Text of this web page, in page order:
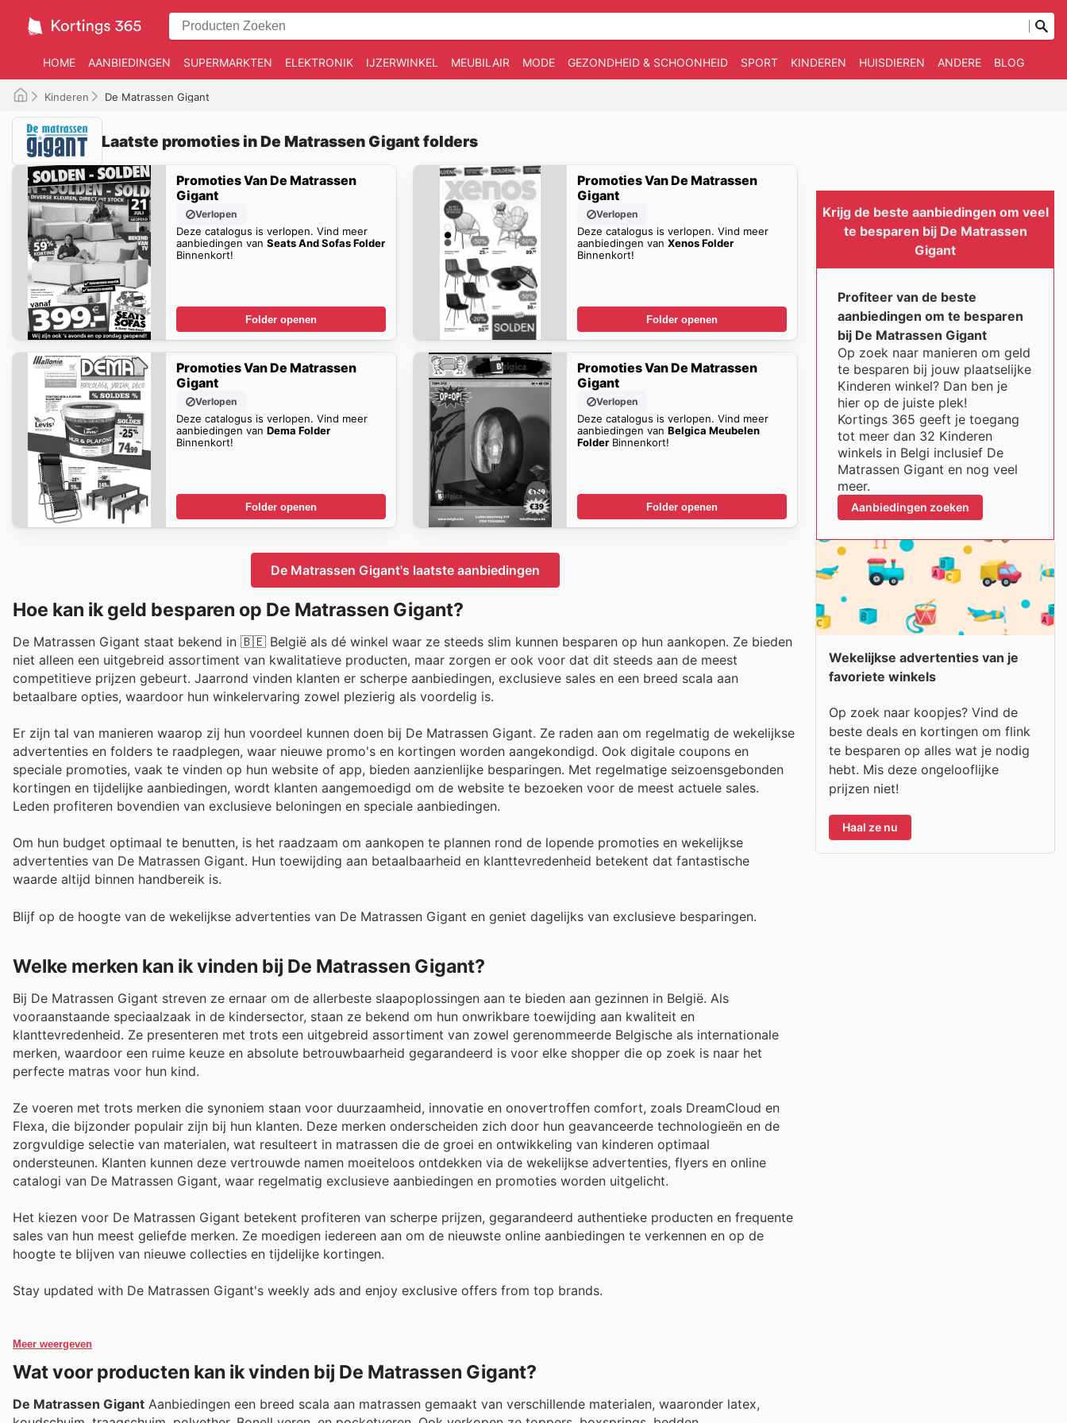
HOME AANBIEDINGEN SUPERMARKTEN ELEKTRONIK IJZERWINKEL MEUBILAIR MODE GEZONDHEID & SCHOONHEID SPORT KINDEREN HUISDIEREN ANDERE BLOG
Kinderen De Matrassen Gigant
Laatste promoties in De Matrassen Gigant folders
Promoties Van De Matrassen
Gigant
Verlopen
Deze catalogus is verlopen. Vind meer
aanbiedingen van Seats And Sofas Folder
Binnenkort!
Folder openen
Promoties Van De Matrassen
Gigant
Verlopen
Deze catalogus is verlopen. Vind meer
aanbiedingen vanXenos Folder
Binnenkort!
Folder openen
Promoties Van De Matrassen
Gigant
Verlopen
Deze catalogus is verlopen. Vind meer
aanbiedingen van Dema Folder
Binnenkort!
Folder openen
Promoties Van De Matrassen
Gigant
Verlopen
Deze catalogus is verlopen. Vind meer
aanbiedingen vanBelgica Meubelen
Folder Binnenkort!
Folder openen
De Matrassen Gigant's laatste aanbiedingen
Hoe kan ik geld besparen op De Matrassen Gigant?
De Matrassen Gigant staat bekend in 🇧🇪 België als dé winkel waar ze steeds slim kunnen besparen op hun aankopen. Ze bieden
niet alleen een uitgebreid assortiment van kwalitatieve producten, maar zorgen er ook voor dat dit steeds aan de meest
competitieve prijzen gebeurt. Jaarrond vinden klanten er scherpe aanbiedingen, exclusieve sales en een breed scala aan
betaalbare opties, waardoor hun winkelervaring zowel plezierig als voordelig is.
Er zijn tal van manieren waarop zij hun voordeel kunnen doen bij De Matrassen Gigant. Ze raden aan om regelmatig de wekelijkse
advertenties en folders te raadplegen, waar nieuwe promo's en kortingen worden aangekondigd. Ook digitale coupons en
speciale promoties, vaak te vinden op hun website of app, bieden aanzienlijke besparingen. Met regelmatige seizoensgebonden
kortingen en tijdelijke aanbiedingen, wordt klanten aangemoedigd om de website te bezoeken voor de meest actuele sales.
Leden profiteren bovendien van exclusieve beloningen en speciale aanbiedingen.
Om hun budget optimaal te benutten, is het raadzaam om aankopen te plannen rond de lopende promoties en wekelijkse
advertenties van De Matrassen Gigant. Hun toewijding aan betaalbaarheid en klanttevredenheid betekent dat fantastische
waarde altijd binnen handbereik is.
Blijf op de hoogte van de wekelijkse advertenties van De Matrassen Gigant en geniet dagelijks van exclusieve besparingen.
Welke merken kan ik vinden bij De Matrassen Gigant?
Bij De Matrassen Gigant streven ze ernaar om de allerbeste slaapoplossingen aan te bieden aan gezinnen in België. Als
vooraanstaande speciaalzaak in de kindersector, staan ze bekend om hun onwrikbare toewijding aan kwaliteit en
klanttevredenheid. Ze presenteren met trots een uitgebreid assortiment van zowel gerenommeerde Belgische als internationale
merken, waardoor een ruime keuze en absolute betrouwbaarheid gegarandeerd is voor elke shopper die op zoek is naar het
perfecte matras voor hun kind.
Ze voeren met trots merken die synoniem staan voor duurzaamheid, innovatie en onovertroffen comfort, zoals DreamCloud en
Flexa, die bijzonder populair zijn bij hun klanten. Deze merken onderscheiden zich door hun geavanceerde technologieën en de
zorgvuldige selectie van materialen, wat resulteert in matrassen die de groei en ontwikkeling van kinderen optimaal
ondersteunen. Klanten kunnen deze vertrouwde namen moeiteloos ontdekken via de wekelijkse advertenties, flyers en online
catalogi van De Matrassen Gigant, waar regelmatig exclusieve aanbiedingen en promoties worden uitgelicht.
Het kiezen voor De Matrassen Gigant betekent profiteren van scherpe prijzen, gegarandeerd authentieke producten en frequente
sales van hun meest geliefde merken. Ze moedigen iedereen aan om de nieuwste online aanbiedingen te verkennen en op de
hoogte te blijven van nieuwe collecties en tijdelijke kortingen.
Stay updated with De Matrassen Gigant's weekly ads and enjoy exclusive offers from top brands.
Meer weergeven
Wat voor producten kan ik vinden bij De Matrassen Gigant?
De Matrassen Gigant Aanbiedingen een breed scala aan matrassen gemaakt van verschillende materialen, waaronder latex,
Krijg de beste aanbiedingen om veel
te besparen bij De Matrassen
Gigant
Profiteer van de beste
aanbiedingen om te besparen
bij De Matrassen Gigant
Op zoek naar manieren om geld
te besparen bij jouw plaatselijke
Kinderen winkel? Dan ben je
hier op de juiste plek!
Kortings 365 geeft je toegang
tot meer dan 32 Kinderen
winkels in Belgi inclusief De
Matrassen Gigant en nog veel
meer.
Aanbiedingen zoeken
Wekelijkse advertenties van je
favoriete winkels
Op zoek naar koopjes? Vind de
beste deals en kortingen om flink
te besparen op alles wat je nodig
hebt. Mis deze ongelooflijke
prijzen niet!
Haal ze nu